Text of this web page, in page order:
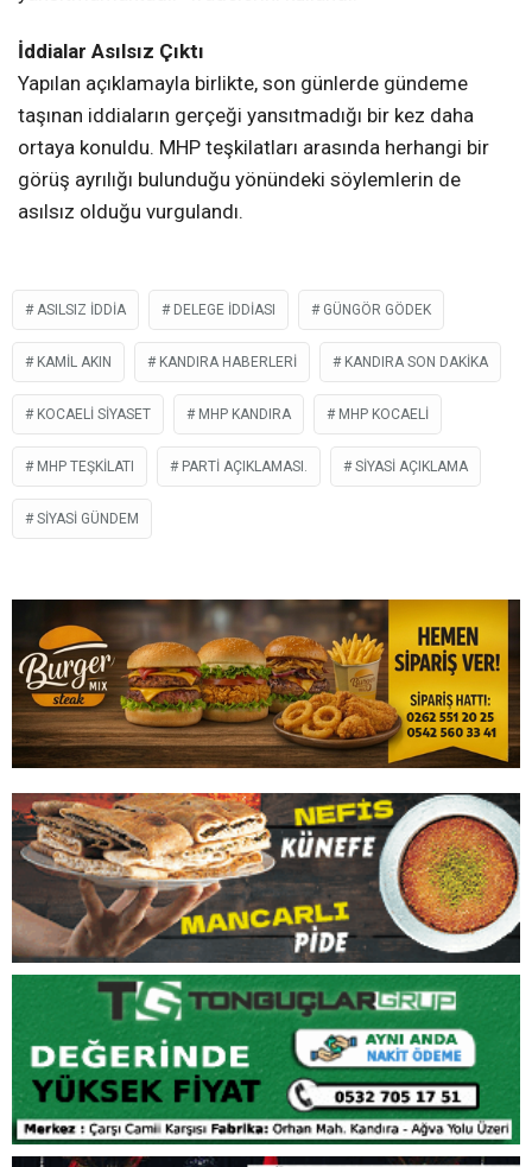
İddialar Asılsız Çıktı
Yapılan açıklamayla birlikte, son günlerde gündeme
taşınan iddiaların gerçeği yansıtmadığı bir kez daha
ortaya konuldu. MHP teşkilatları arasında herhangi bir
görüş ayrılığı bulunduğu yönündeki söylemlerin de
asılsız olduğu vurgulandı.
ASILSIZ IDDIA DELEGE IDDIASI GÜNGÖR GÖDEK
KAMIL AKIN KANDIRA HABERLERI KANDIRA SON DAKIKA
KOCAELI SIYASET MHP KANDIRA MHP KOCAELI
MHP TEŞKILATI PARTI AÇIKLAMASI. SIYASI AÇIKLAMA
SIYASI GÜNDEM